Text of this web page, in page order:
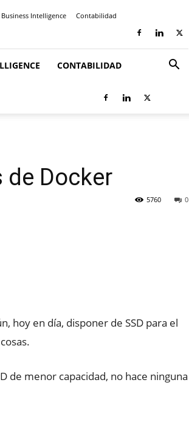
Business Intelligence Contabilidad
CONTABILIDAD
Docker
0
5760
hoy en día, disponer de SSD para el
de menor capacidad, no hace ninguna